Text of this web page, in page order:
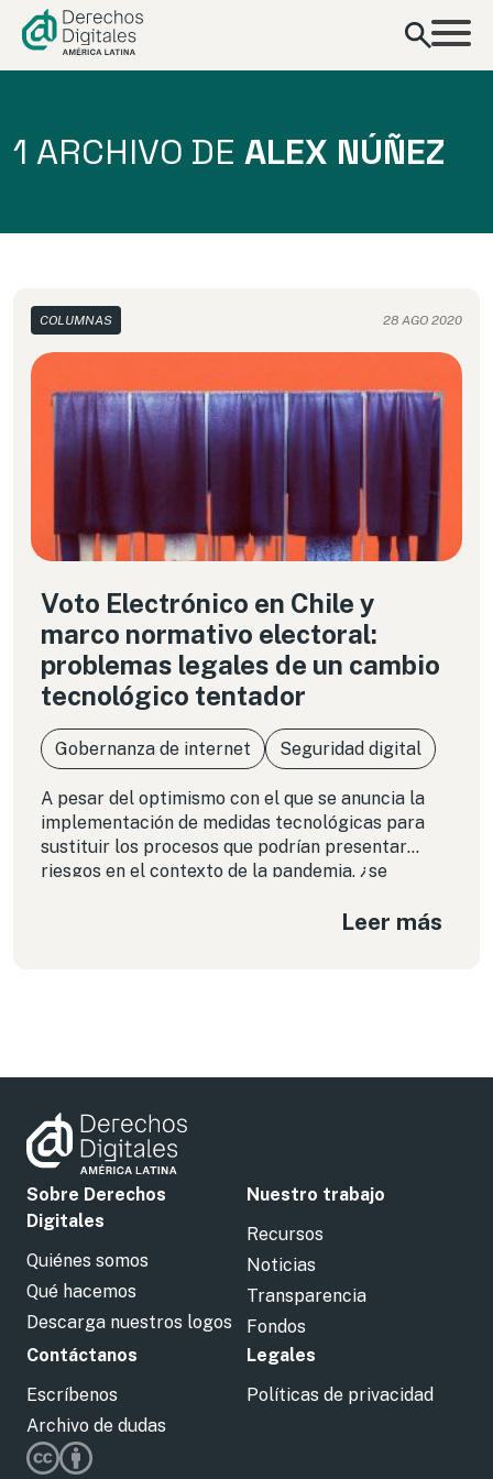
contenido
1 ARCHIVO DE ALEX NÚÑEZ
COLUMNAS 28 AGO 2020
Voto Electrónico en Chile y
marco normativo electoral:
problemas legales de un cambio
tecnológico tentador
Gobernanza de internet Seguridad digital
A pesar del optimismo con el que se anuncia la
implementación de medidas tecnológicas para
sustituir los procesos que podrían presentar
riesgos en el contexto de la pandemia, ¿se
plantean para la legitimidad de los procesos de
Leer más
Sobre Derechos
Digitales
Quiénes somos
Qué hacemos
Descarga nuestros logos
Nuestro trabajo
Recursos
Noticias
Transparencia
Fondos
Contáctanos
Escríbenos
Archivo de dudas
Legales
Políticas de privacidad